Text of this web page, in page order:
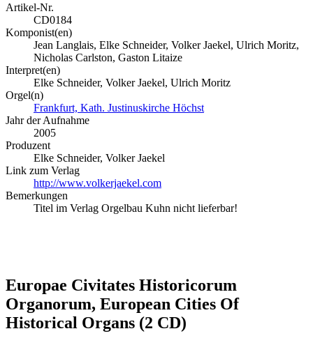
Artikel-Nr.
CD0184
Komponist(en)
Jean Langlais, Elke Schneider, Volker Jaekel, Ulrich Moritz,
Nicholas Carlston, Gaston Litaize
Interpret(en)
Elke Schneider, Volker Jaekel, Ulrich Moritz
Orgel(n)
Frankfurt, Kath. Justinuskirche Höchst
Jahr der Aufnahme
2005
Produzent
Elke Schneider, Volker Jaekel
Link zum Verlag
http://www.volkerjaekel.com
Bemerkungen
Titel im Verlag Orgelbau Kuhn nicht lieferbar!
Europae Civitates Historicorum
Organorum, European Cities Of
Historical Organs (2 CD)